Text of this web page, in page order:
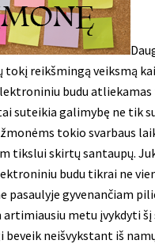
tokį reikšmingą veiksmą
budu
suteikia galimybę ne tik
tokio svarbaus
tikslui skirtų santaupų.
budu tikrai ne
pasaulyje gyvenančiam
metu įvykdyti šį
beveik neišvykstant iš